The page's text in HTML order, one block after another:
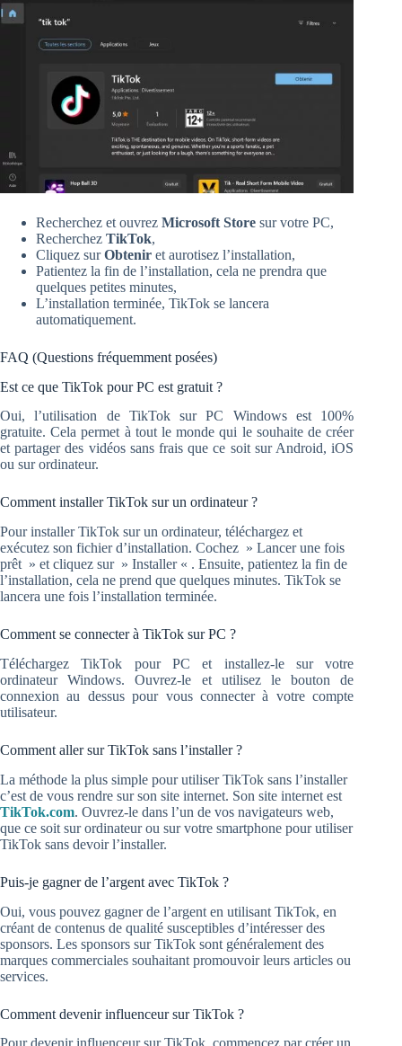
Recherchez et ouvrez Microsoft Store sur votre PC,
Recherchez TikTok,
Cliquez surObtenir et aurotisez l’installation,
Patientez la fin de l’installation, cela ne prendra que
quelques petites minutes,
L’installation terminée, TikTok se lancera
automatiquement.
FAQ (Questions fréquemment posées)
Est ce que TikTok pour PC est gratuit ?
Oui, l’utilisation de TikTok sur PC Windows est 100%
gratuite. Cela permet à tout le monde qui le souhaite de créer
et partager des vidéos sans frais que ce soit sur Android, iOS
ou sur ordinateur.
Comment installer TikTok sur un ordinateur ?
Pour installer TikTok sur un ordinateur, téléchargez et
exécutez son fichier d’installation. Cochez » Lancer une fois
prêt » et cliquez sur » Installer « . Ensuite, patientez la fin de
l’installation, cela ne prend que quelques minutes. TikTok se
lancera une fois l’installation terminée.
Comment se connecter à TikTok sur PC ?
Téléchargez TikTok pour PC et installez-le sur votre
ordinateur Windows. Ouvrez-le et utilisez le bouton de
connexion au dessus pour vous connecter à votre compte
utilisateur.
Comment aller sur TikTok sans l’installer ?
La méthode la plus simple pour utiliser TikTok sans l’installer
c’est de vous rendre sur son site internet. Son site internet est
TikTok.com. Ouvrez-le dans l’un de vos navigateurs web,
que ce soit sur ordinateur ou sur votre smartphone pour utiliser
TikTok sans devoir l’installer.
Puis-je gagner de l’argent avec TikTok ?
Oui, vous pouvez gagner de l’argent en utilisant TikTok, en
créant de contenus de qualité susceptibles d’intéresser des
sponsors. Les sponsors sur TikTok sont généralement des
marques commerciales souhaitant promouvoir leurs articles ou
services.
Comment devenir influenceur sur TikTok ?